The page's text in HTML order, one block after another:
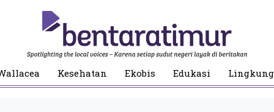
Kesehatan Ekobis Edukasi